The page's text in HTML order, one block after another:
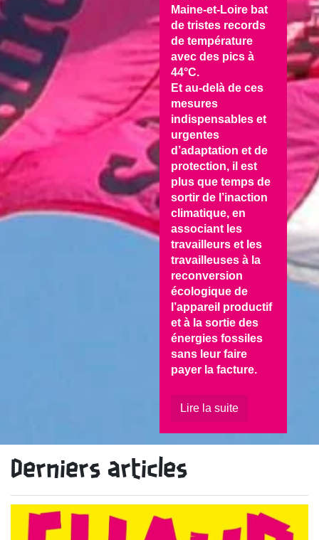
Maine-et-Loire bat
de tristes records
de température
avec des pics à
44°C.
Et au-delà de ces
mesures
indispensables et
urgentes
d’adaptation et de
protection, il est
plus que temps de
sortir de l’inaction
climatique, en
associant les
travailleurs et les
travailleuses à la
reconversion
écologique de
l’appareil productif
et à la sortie des
énergies fossiles
sans leur faire
payer la facture.
Lire la suite
Derniers articles